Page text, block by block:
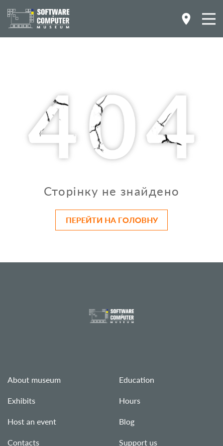
Сторінку не знайдено
ПЕРЕЙТИ НА ГОЛОВНУ
About museum
Exhibits
Host an event
Contacts
Education
Hours
Blog
Support us